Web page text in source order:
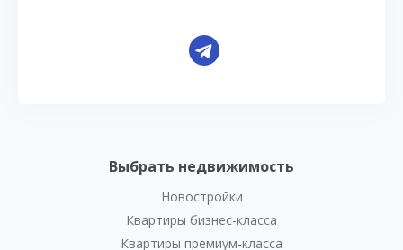
Выбрать недвижимость
Новостройки
Квартиры бизнес-класса
Квартиры премиум-класса